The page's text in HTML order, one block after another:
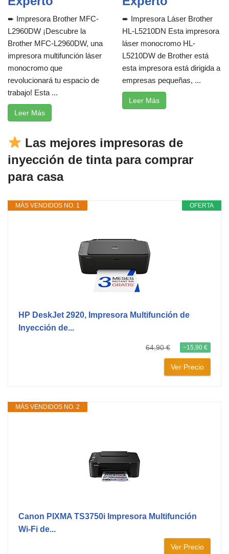
➨ Impresora Brother MFC-
L2960DW ¡Descubre la
Brother MFC-L2960DW, una
impresora multifunción láser
monocromo que
revolucionará tu espacio de
trabajo! Esta ...
Leer Más
➨ Impresora Láser Brother
HL-L5210DN Esta impresora
láser monocromo HL-
L5210DW de Brother está
esta impresora está dirigida a
empresas pequeñas, ...
Leer Más
Las mejores impresoras de
inyección de tinta para comprar
para casa
OFERTA
MÁS VENDIDOS NO. 1
HP DeskJet 2920, Impresora Multifunción de
Inyección de...
64,90 € −15,90 €
Ver Precio
MÁS VENDIDOS NO. 2
Canon PIXMA TS3750i Impresora Multifunción
Wi-Fi de...
Ver Precio